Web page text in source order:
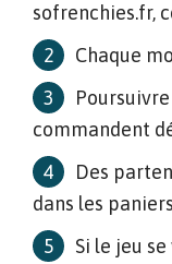
sofrenchies.fr,
Chaque
commandent
Des
dans les
Si le jeu